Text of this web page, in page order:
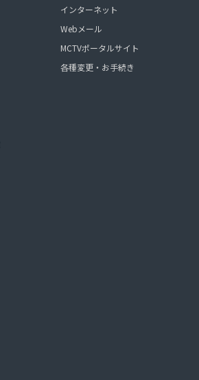
インターネット
Webメール
MCTVポータルサイト
各種変更・お手続き